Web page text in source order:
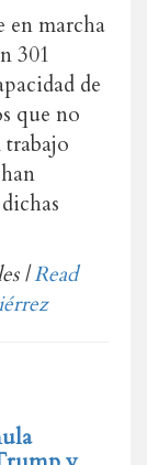
en marcha
301
de
que no
trabajo
|Read